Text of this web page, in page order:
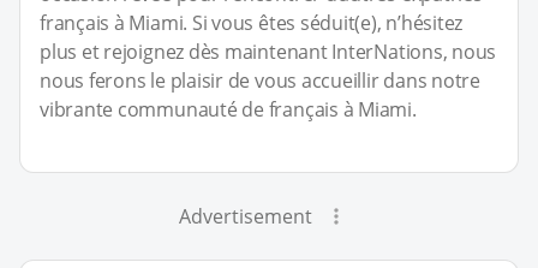
français à Miami. Si vous êtes séduit(e), n’hésitez
plus et rejoignez dès maintenant InterNations, nous
nous ferons le plaisir de vous accueillir dans notre
vibrante communauté de français à Miami.
Advertisement